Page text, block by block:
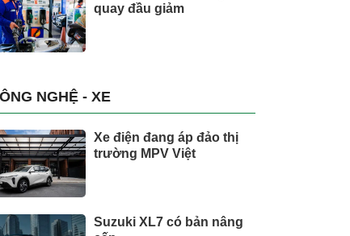
quay đầu giảm
NGHỆ - XE
Xe điện đang áp đảo thị
trường MPV Việt
Suzuki XL7 có bản nâng